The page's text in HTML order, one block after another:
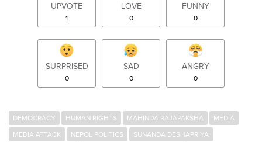
UPVOTE
1
LOVE
0
FUNNY
0
SURPRISED
0
SAD
0
ANGRY
0
DEMOCRACY HUMAN RIGHTS MAHINDA RAJAPAKSHA
MEDIA
MEDIA ATTACK
NEPOL POLITICS
SUNANDA DESHAPRIYA